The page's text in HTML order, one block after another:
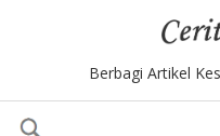
Berbagi Artikel